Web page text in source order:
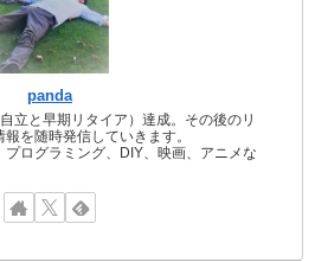
panda
立と早期リタイア）達成。その後のリ
を随時発信していきます。
プログラミング、DIY、映画、アニメな